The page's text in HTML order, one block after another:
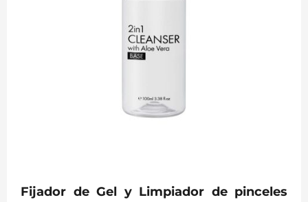
Fijador de Gel y Limpiador de pinceles